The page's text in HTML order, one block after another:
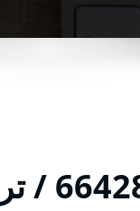
فني كاميرات